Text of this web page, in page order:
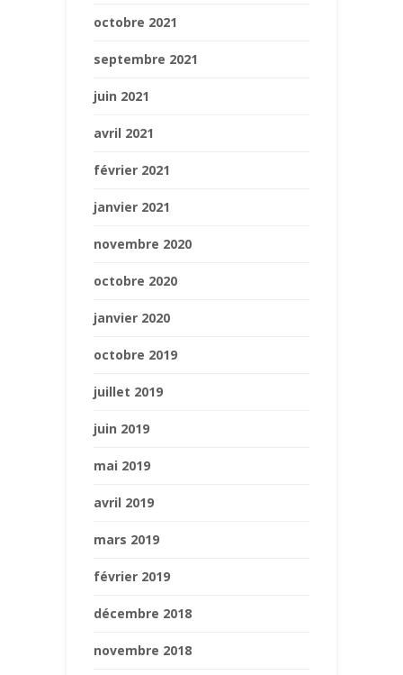
octobre 2021
septembre 2021
juin 2021
avril 2021
février 2021
janvier 2021
novembre 2020
octobre 2020
janvier 2020
octobre 2019
juillet 2019
juin 2019
mai 2019
avril 2019
mars 2019
février 2019
décembre 2018
novembre 2018